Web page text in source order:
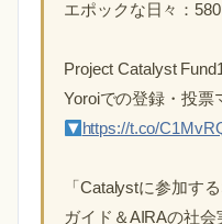
エポックな日々：580
Project Catalyst
Yoroiでの登録・投票
https://t.co/
「Catalystに参加す
ガイド＆AIRAの社会